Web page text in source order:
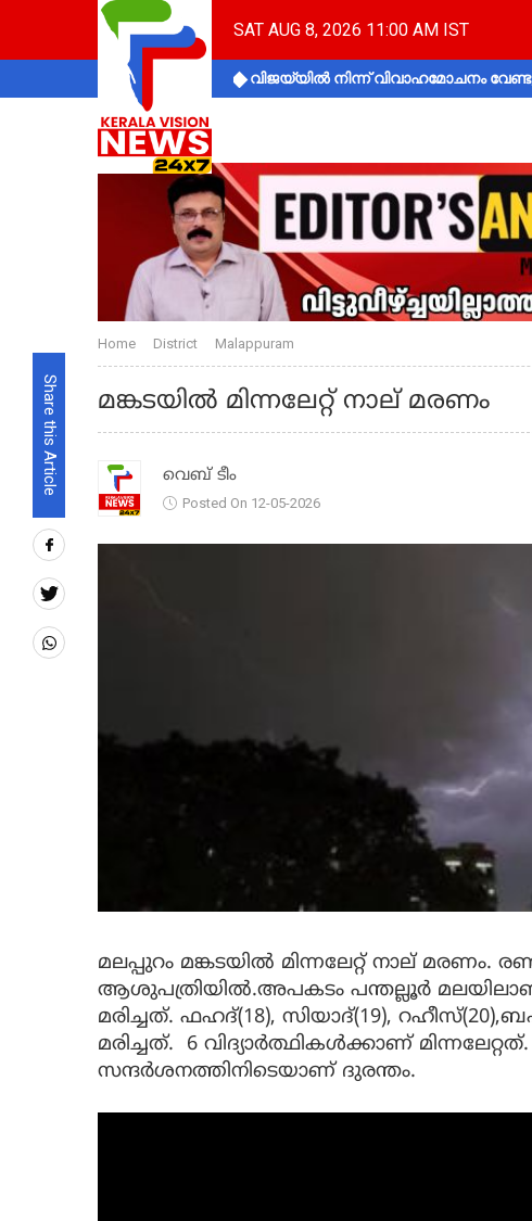
SAT AUG 8, 2026 11:00 AM IST
വിജയ്‌യിൽ നിന്ന് വിവാഹമോചനം
Share this Article
Home District Malappuram
മങ്കടയിൽ മിന്നലേറ്റ് നാല് മരണം
വെബ് ടീം
Posted On 12-05-2026
മലപ്പുറം മങ്കടയിൽ മിന്നലേറ്റ് നാല് മരണം.
ആശുപത്രിയിൽ.അപകടം പന്തല്ലൂർ
മരിച്ചത്. ഫഹദ്(18), സിയാദ്(19),
മരിച്ചത്. 6 വിദ്യാര്‍ത്ഥികള്‍ക്കാണ്
സന്ദര്‍ശനത്തിനിടെയാണ് ദുരന്തം.